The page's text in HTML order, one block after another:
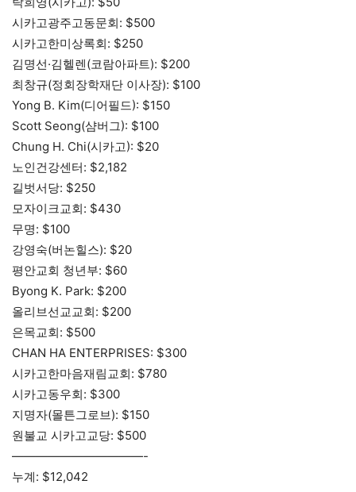
시카고광주고동문회: $500
시카고한미상록회: $250
김명선·김헬렌(코람아파트): $200
최창규(정회장학재단 이사장): $100
Yong B. Kim(디어필드): $150
Scott Seong(샴버그): $100
Chung H. Chi(시카고): $20
노인건강센터: $2,182
길벗서당: $250
모자이크교회: $430
무명: $100
강영숙(버논힐스): $20
평안교회 청년부: $60
Byong K. Park: $200
올리브선교교회: $200
은목교회: $500
CHAN HA ENTERPRISES: $300
시카고한마음재림교회: $780
시카고동우회: $300
지명자(몰튼그로브): $150
원불교 시카고교당: $500
———————————-
누계: $12,042